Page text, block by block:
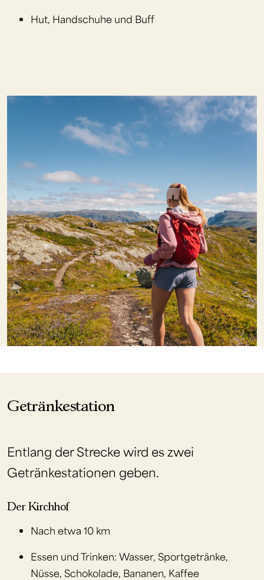
Hut, Handschuhe und Buff
Getränkestation
Entlang der Strecke wird es zwei
Getränkestationen geben.
Der Kirchhof
Nach etwa 10 km
Essen und Trinken: Wasser, Sportgetränke,
Nüsse, Schokolade, Bananen, Kaffee